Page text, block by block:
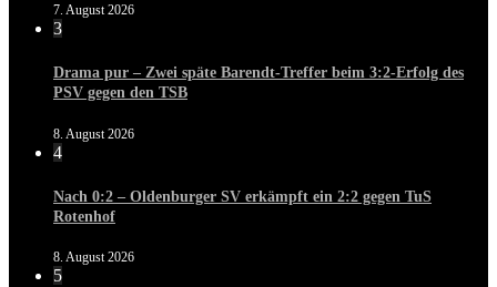
7. August 2026
3
Drama pur – Zwei späte Barendt-Treffer beim 3:2-Erfolg des
PSV gegen den TSB
8. August 2026
4
Nach 0:2 – Oldenburger SV erkämpft ein 2:2 gegen TuS
Rotenhof
8. August 2026
5